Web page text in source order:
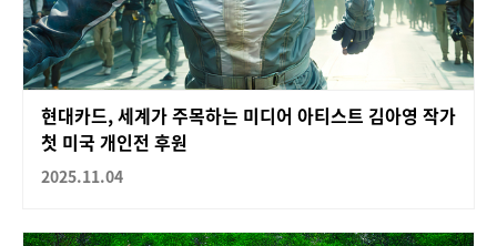
현대카드, 세계가 주목하는 미디어 아티스트 김아영 작가
첫 미국 개인전 후원
2025.11.04